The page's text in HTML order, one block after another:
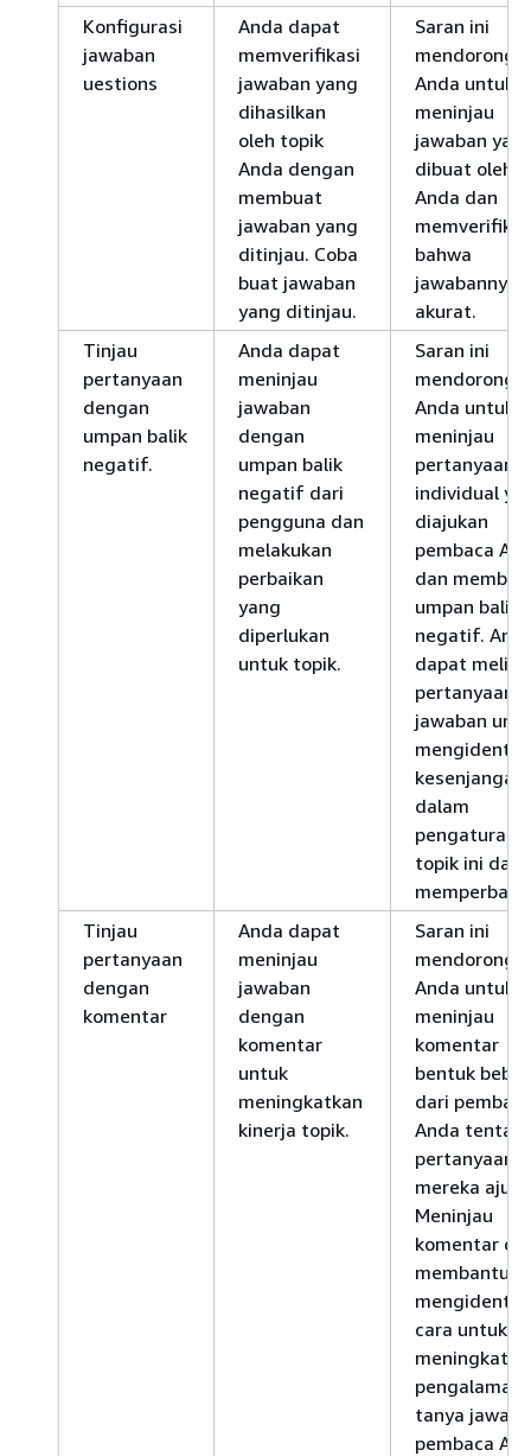
Konfigurasi
jawaban
uestions
Anda dapat
memverifikasi
jawaban yang
dihasilkan
oleh topik
Anda dengan
membuat
jawaban yang
ditinjau. Coba
buat jawaban
yang ditinjau.
Saran ini
mendorong
Anda untuk
meninjau
jawaban
dibuat oleh
Anda dan
bahwa
jawabannya
akurat.
Tinjau
pertanyaan
dengan
umpan balik
negatif.
Anda dapat
meninjau
jawaban
dengan
umpan balik
negatif dari
pengguna dan
melakukan
perbaikan
yang
diperlukan
untuk topik.
Saran ini
mendorong
Anda untuk
meninjau
pertanyaan
individual
diajukan
pembaca
dan
umpan balik
negatif.
dapat
pertanyaan
jawaban
kesenjangan
dalam
pengaturan
topik ini dan
Tinjau
pertanyaan
dengan
komentar
Anda dapat
meninjau
jawaban
dengan
komentar
untuk
meningkatkan
kinerja topik.
Saran ini
mendorong
Anda untuk
meninjau
komentar
bentuk bebas
dari
Anda
pertanyaan
mereka
Meninjau
komentar
membantu
cara untuk
pengalaman
tanya jawab
pembaca